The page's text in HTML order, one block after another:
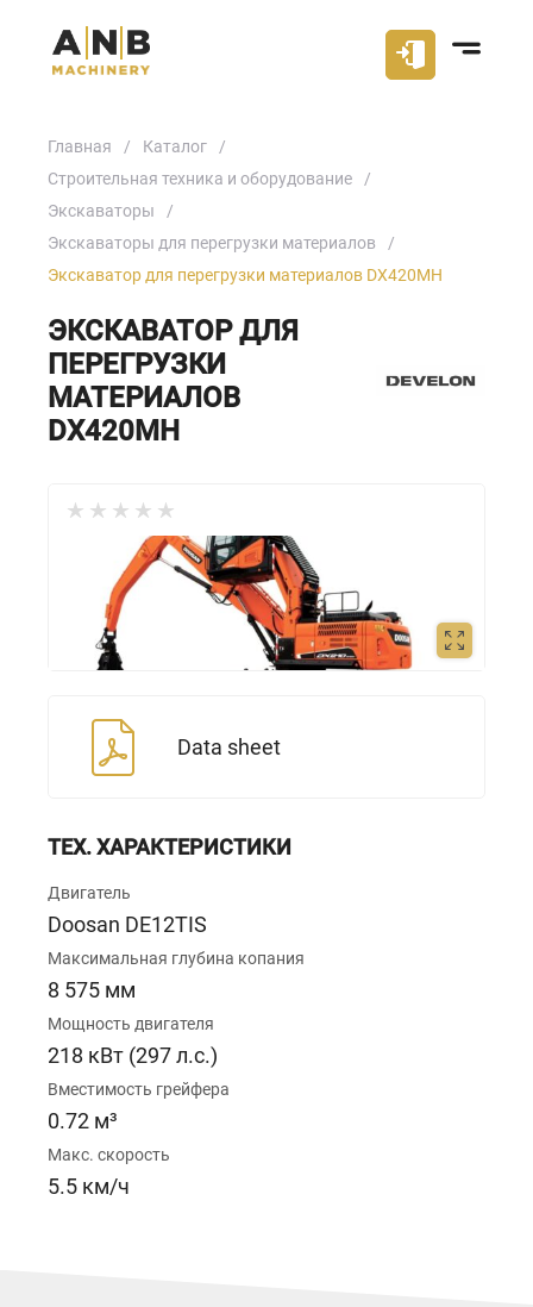
Главная
Каталог
Строительная техника и оборудование
Экскаваторы
Экскаваторы для перегрузки материалов
Экскаватор для перегрузки материалов DX420MH
ЭКСКАВАТОР ДЛЯ
ПЕРЕГРУЗКИ
МАТЕРИАЛОВ
DX420MH
Data sheet
ТЕХ. ХАРАКТЕРИСТИКИ
Двигатель
Doosan DE12TIS
Максимальная глубина копания
8 575 мм
Мощность двигателя
218 кВт (297 л.с.)
Вместимость грейфера
0.72 м³
Макс. скорость
5.5 км/ч